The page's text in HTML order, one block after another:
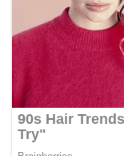
“Begitulah rutin
pagi. Tapi
beliau… Dia tak